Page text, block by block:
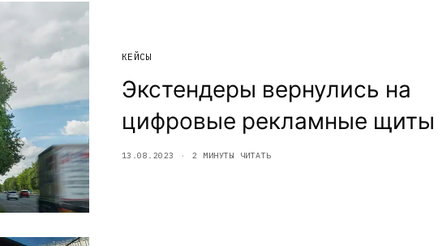
КЕЙСЫ
Экстендеры вернулись на
цифровые рекламные щиты
13.08.2023 2 МИНУТЫ ЧИТАТЬ